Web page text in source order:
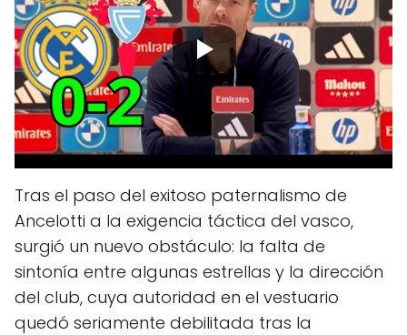
Tras el paso del exitoso paternalismo de
Ancelotti a la exigencia táctica del vasco,
surgió un nuevo obstáculo: la falta de
sintonía entre algunas estrellas y la dirección
del club, cuya autoridad en el vestuario
quedó seriamente debilitada tras la